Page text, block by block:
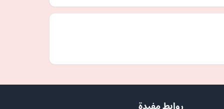
روابط مفيدة